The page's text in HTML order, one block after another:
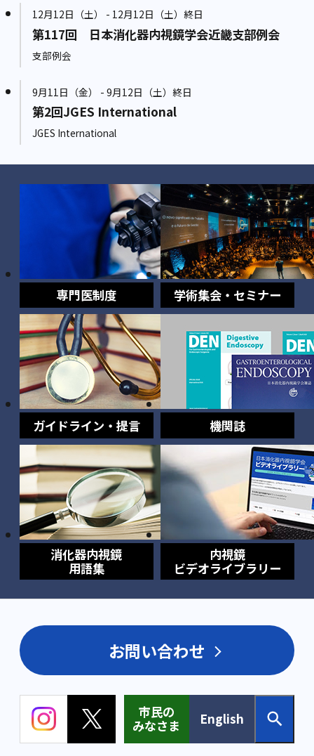
12月12日（土） - 12月12日（土）終日
第117回 日本消化器内視鏡学会近畿支部例会
支部例会
9月11日（金） - 9月12日（土）終日
第2回JGES International
JGES International
専門医制度 学術集会・セミナー
ガイドライン・提言 機関誌
消化器内視鏡
用語集
内視鏡
ビデオライブラリー
お問い合わせ
市民の
みなさま
English